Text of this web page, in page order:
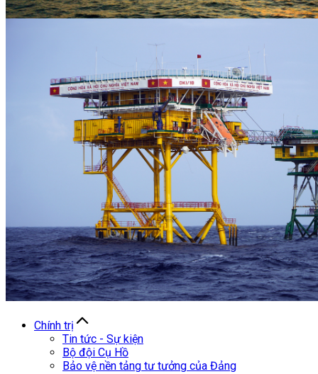
Chính trị
Tin tức - Sự kiện
Bộ đội Cụ Hồ
Bảo vệ nền tảng tư tưởng của Đảng